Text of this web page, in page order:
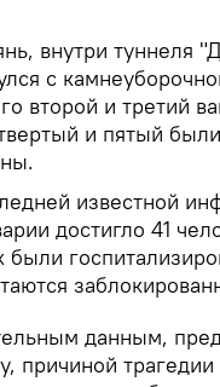
внутри туннеля
с
второй и третий
и пятый
известной
достигло 41
были
данным,
причиной трагедии